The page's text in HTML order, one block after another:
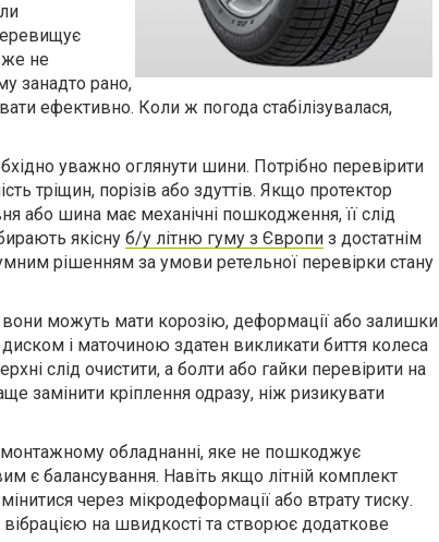
не
занадто рано,
ефективно. Коли ж погода стабілізувалася,
уважно оглянути шини. Потрібно перевірити
тріщин, порізів або здуттів. Якщо протектор
або шина має механічні пошкодження, її слід
якісну б/у літню гуму з Європи з достатнім
рішенням за умови ретельної перевірки стану
вони можуть мати корозію, деформації або залишки
і маточиною здатен викликати биття колеса
слід очистити, а болти або гайки перевірити на
замінити кріплення одразу, ніж ризикувати
обладнанні, яке не пошкоджує
є балансування. Навіть якщо літній комплект
через мікродеформації або втрату тиску.
на швидкості та створює додаткове